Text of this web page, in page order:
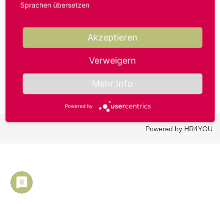
Benutzername oder E-Mail-Adresse*
Passwort*
Powered by HR4YOU
Sprachen übersetzen
Akzeptieren
Verweigern
Mehr Info
Powered by